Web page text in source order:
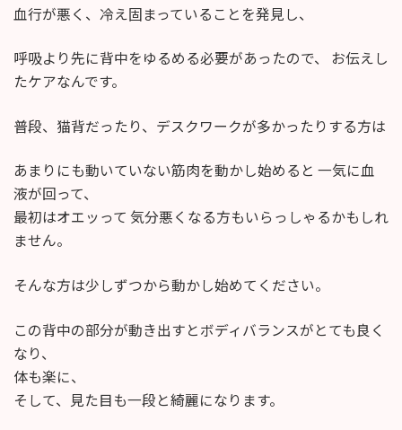
血行が悪く、冷え固まっていることを発見し、
呼吸より先に背中をゆるめる必要があったので、 お伝えし
たケアなんです。
普段、猫背だったり、デスクワークが多かったりする方は
あまりにも動いていない筋肉を動かし始めると 一気に血
液が回って、
最初はオエッって 気分悪くなる方もいらっしゃるかもしれ
ません。
そんな方は少しずつから動かし始めてください。
この背中の部分が動き出すとボディバランスがとても良く
なり、
体も楽に、
そして、見た目も一段と綺麗になります。